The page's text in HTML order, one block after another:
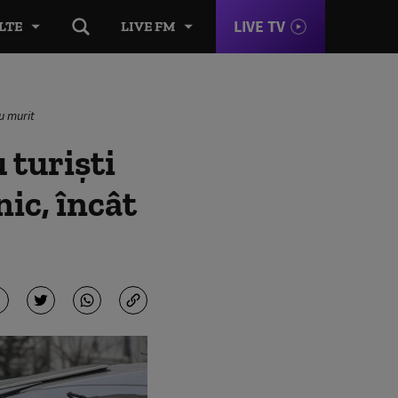
LIVE FM LIVE TV
murit
turiști
încât